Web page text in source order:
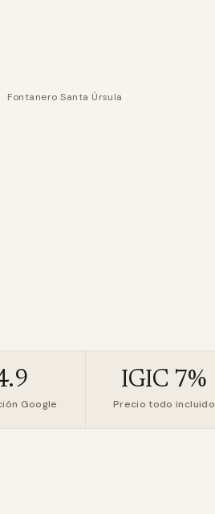
Fontanero Santa Úrsula
Google
IGIC 7%
Precio todo incluido